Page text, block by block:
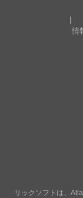
情
リックソフトは、